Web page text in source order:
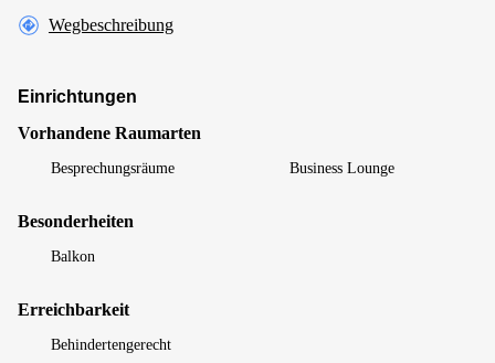
Wegbeschreibung
Einrichtungen
Vorhandene Raumarten
Besprechungsräume Business Lounge
Besonderheiten
Balkon
Erreichbarkeit
Behindertengerecht